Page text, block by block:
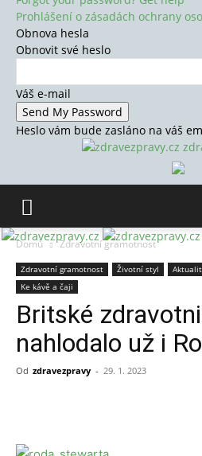
Prohlášení o zásadách ochrany
Obnova hesla
Obnovit své heslo
Váš e-mail
Heslo vám bude zasláno na váš
Domů Zdravotní gramotnost
Zdravotní gramotnost Životní styl
Ke kávě a čaji
Britské
nahlodalo už i
Od zdravezpravy - 29. 1. 2023